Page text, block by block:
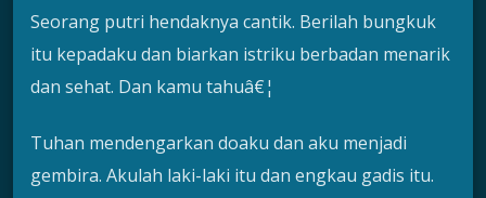
Seorang putri hendaknya cantik. Berilah bungkuk
itu kepadaku dan biarkan istriku berbadan menarik
dan sehat. Dan kamu tahuâ€¦
Tuhan mendengarkan doaku dan aku menjadi
gembira. Akulah laki-laki itu dan engkau gadis itu.